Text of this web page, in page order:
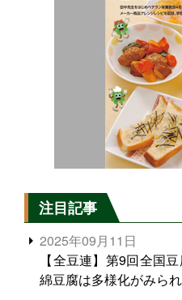
注目記事
2025年09月11日
【全豆連】第9回全国
綿豆腐は多様化がみら